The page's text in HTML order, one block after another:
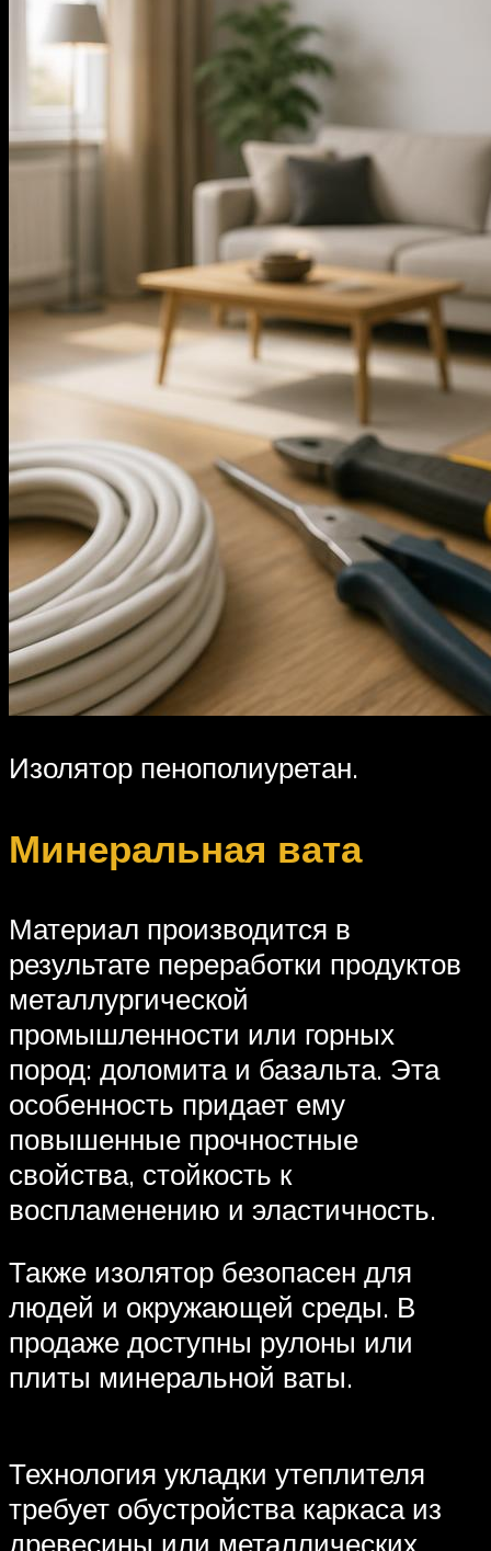
Изолятор пенополиуретан.
Минеральная вата
Материал производится в
результате переработки продуктов
металлургической
промышленности или горных
пород: доломита и базальта. Эта
особенность придает ему
повышенные прочностные
свойства, стойкость к
воспламенению и эластичность.
Также изолятор безопасен для
людей и окружающей среды. В
продаже доступны рулоны или
плиты минеральной ваты.
Технология укладки утеплителя
требует обустройства каркаса из
древесины или металлических